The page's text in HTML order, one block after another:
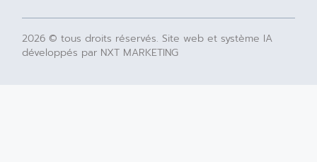
2026 © tous droits réservés. Site web et système IA
développés par NXT MARKETING